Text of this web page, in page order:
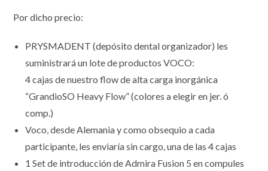
Por dicho precio:
PRYSMADENT (depósito dental organizador) les
suministrará un lote de productos VOCO:
4 cajas de nuestro flow de alta carga inorgánica
“GrandioSO Heavy Flow” (colores a elegir en jer. ó
comp.)
Voco, desde Alemania y como obsequio a cada
participante, les enviaría sin cargo, una de las 4 cajas
1 Set de introducción de Admira Fusion 5 en compules